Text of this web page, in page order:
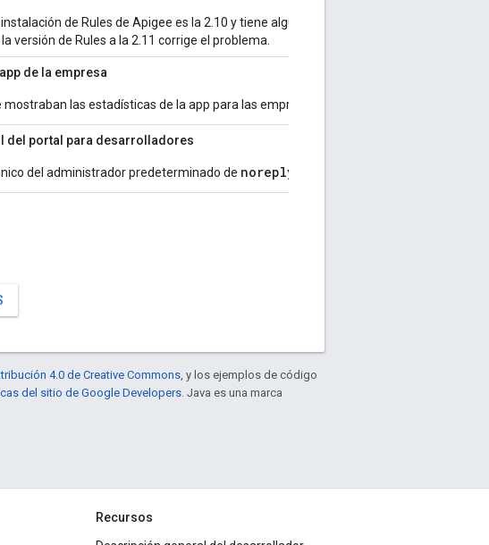
de Rules de Apigee es la 2.10 y tiene algunas funciones que no son
versión de Rules a la 2.11 corrige el problema.
de la empresa
las estadísticas de la app para las empresas.
del portal para desarrolladores
del administrador predeterminado de noreply@apigee.com
4.0 de Creative Commons, y los ejemplos de código
del sitio de Google Developers. Java es una marca
Recursos